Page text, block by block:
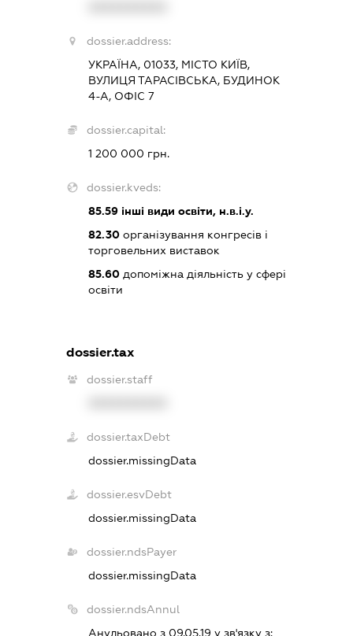
dossier.address:
УКРАЇНА, 01033, МІСТО КИЇВ,
ВУЛИЦЯ ТАРАСІВСЬКА, БУДИНОК
4-А, ОФІС 7
dossier.capital:
1 200 000 грн.
dossier.kveds:
85.59інші види освіти, н.в.і.у.
82.30організування конгресів і
торговельних виставок
85.60допоміжна діяльність у сфері
освіти
dossier.tax
dossier.staff
dossier.taxDebt
dossier.missingData
dossier.esvDebt
dossier.missingData
dossier.ndsPayer
dossier.missingData
dossier.ndsAnnul
Анульовано з 09.05.19 у зв'язку з: